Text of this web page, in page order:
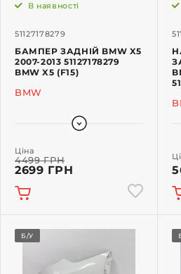
51127178279
В наявності
БАМПЕР ЗАДНІЙ BMW X5
2007-2013 51127178279
BMW X5 (F15)
BMW
Ціна
4499 ГРН
2699 ГРН
Б/У